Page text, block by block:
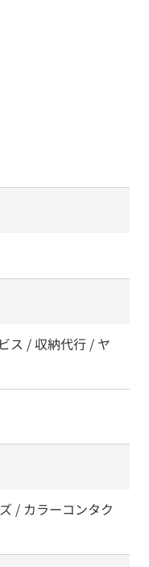
ス / 収納代行 / ヤ
/ カラーコンタク